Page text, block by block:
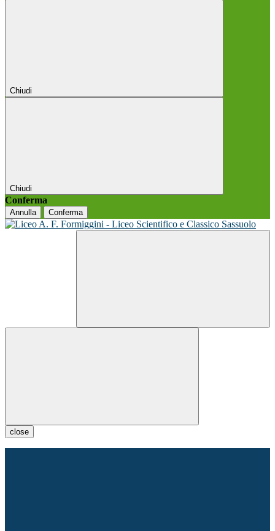
Chiudi
Chiudi
Conferma
Annulla Conferma
close